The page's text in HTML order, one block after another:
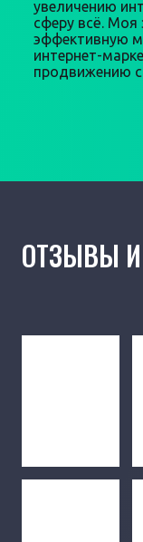
увеличению
сферу всё. Моя
эффективную
интернет-
продвижению
ОТЗЫВЫ